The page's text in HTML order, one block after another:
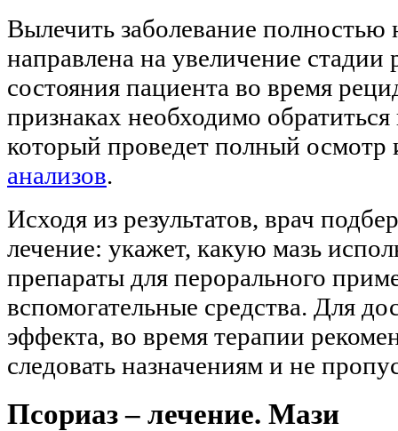
Вылечить заболевание
направлена на увеличение
состояния пациента во время
признаках необходимо обратиться
который проведет полный осмотр
анализов.
Исходя из результатов, врач
лечение: укажет, какую мазь
препараты для перорального
вспомогательные средства. Для
эффекта, во время терапии
следовать назначениям и не
Псориаз – лечение. Мази